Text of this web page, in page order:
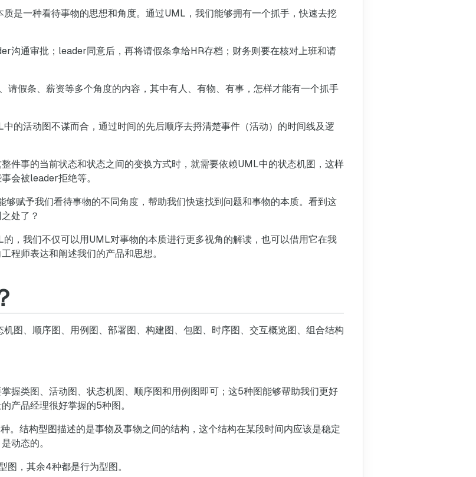
是一种看待事物的思想和角度。通过UML，我们能够拥有一个抓手，快速去挖
沟通审批；leader同意后，再将请假条拿给HR存档；财务则要在核对上班和请
请假条、薪资等多个角度的内容，其中有人、有物、有事，怎样才能有一个抓手
的活动图不谋而合，通过时间的先后顺序去捋清楚事件（活动）的时间线及逻
件事的当前状态和状态之间的变换方式时，就需要依赖UML中的状态机图，这样
会被leader拒绝等。
赋予我们看待事物的不同角度，帮助我们快速找到问题和事物的本质。看到这
处了？
，我们不仅可以用UML对事物的本质进行更多视角的解读，也可以借用它在我
程师表达和阐述我们的产品和思想。
图、顺序图、用例图、部署图、构建图、包图、时序图、交互概览图、组合结构
握类图、活动图、状态机图、顺序图和用例图即可；这5种图能够帮助我们更好
产品经理很好掌握的5种图。
。结构型图描述的是事物及事物之间的结构，这个结构在某段时间内应该是稳定
动态的。
图，其余4种都是行为型图。